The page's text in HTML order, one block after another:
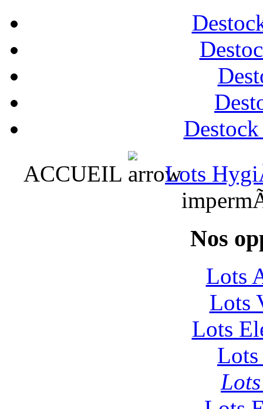
ACCUEIL
Lots
Nos
Lots
Lots
Lots
Lots